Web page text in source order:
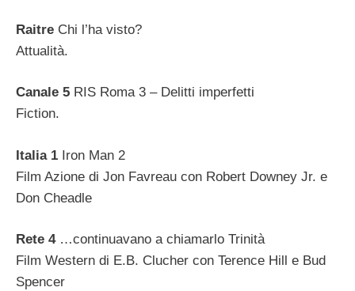
Raitre Chi l’ha visto?
Attualità.
Canale 5 RIS Roma 3 – Delitti imperfetti
Fiction.
Italia 1 Iron Man 2
Film Azione di Jon Favreau con Robert Downey Jr. e
Don Cheadle
Rete 4…continuavano a chiamarlo Trinità
Film Western di E.B. Clucher con Terence Hill e Bud
Spencer